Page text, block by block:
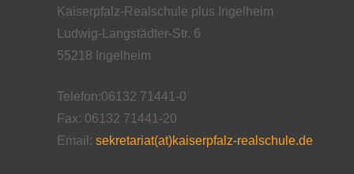
Kaiserpfalz-Realschule plus Ingelheim
Ludwig-Langstädter-Str. 6
55218 Ingelheim
Telefon:06132 71441-0
Fax: 06132 71441-20
Email: sekretariat(at)kaiserpfalz-realschule.de